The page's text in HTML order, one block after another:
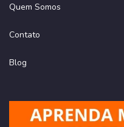
Quem Somos
Contato
Blog